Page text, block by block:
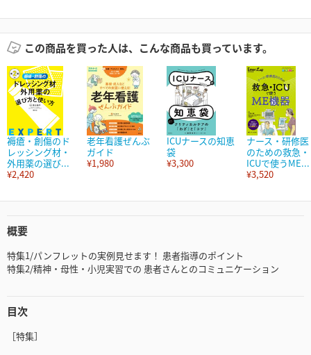
この商品を買った人は、こんな商品も買っています。
褥瘡・創傷のド
レッシング材・
外用薬の選び...
¥2,420
老年看護ぜんぶ
ガイド
¥1,980
ICUナースの知恵
袋
¥3,300
ナース・研修医
のための救急・
ICUで使うME...
¥3,520
概要
特集1/パンフレットの実例見せます！ 患者指導のポイント
特集2/精神・母性・小児実習での 患者さんとのコミュニケーション
目次
［特集］